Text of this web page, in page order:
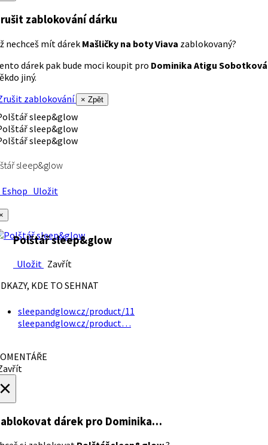
zablokování dárku
nechceš mít dárek Mašličky na boty Viava zablokovaný?
dárek pak bude moci koupit pro Dominika Atigu Sobotková
jiný.
zablokování
× Zpět
sleep&glow
Uložit
Polštář sleep&glow
Uložit Zavřít
KDE TO SEHNAT
sleepandglow.cz/product/11
sleepandglow.cz/product…
dárek pro Dominika…